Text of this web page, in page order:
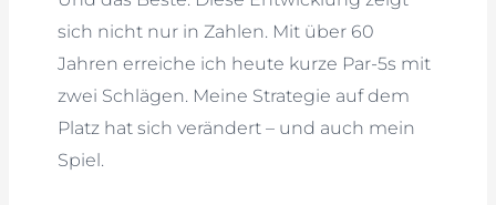
sich nicht nur in Zahlen. Mit über 60
Jahren erreiche ich heute kurze Par-5s mit
zwei Schlägen. Meine Strategie auf dem
Platz hat sich verändert – und auch mein
Spiel.